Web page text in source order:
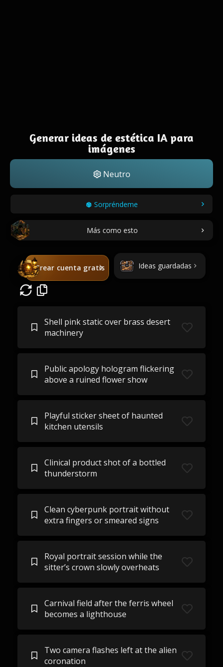
Generar ideas de estética IA para
imágenes
Neutro
Sorpréndeme
Más como esto
Crear cuenta gratis Ideas guardadas
Shell pink static over brass desert
machinery
Public apology hologram flickering
above a ruined flower show
Playful sticker sheet of haunted
kitchen utensils
Clinical product shot of a bottled
thunderstorm
Clean cyberpunk portrait without
extra fingers or smeared signs
Royal portrait session while the
sitter’s crown slowly overheats
Carnival field after the ferris wheel
becomes a lighthouse
Two camera flashes left at the alien
coronation